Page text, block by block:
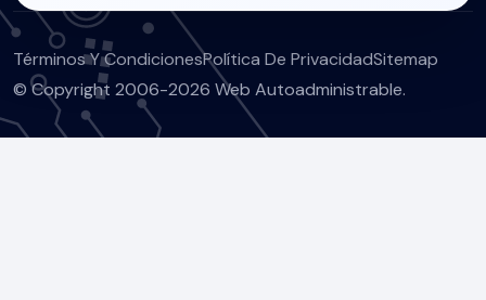
© Copyright 2006-2026 Web Autoadministrable.
Términos Y CondicionesPolítica De PrivacidadSitemap